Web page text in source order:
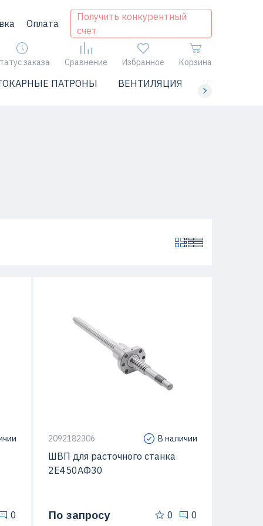
Оплата
Получить конкурентный
счет
заказа Сравнение Избранное Корзина
ПАТРОНЫ ВЕНТИЛЯЦИЯ ЧИЛЛЕРЫ
0
2092182306 В наличии
ШВП для расточного станка
2Е450АФ30
По запросу 0 0